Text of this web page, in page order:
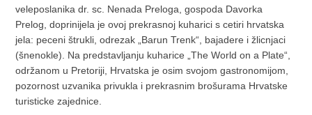
veleposlanika dr. sc. Nenada Preloga, gospoda Davorka
Prelog, doprinijela je ovoj prekrasnoj kuharici s cetiri hrvatska
jela: peceni štrukli, odrezak „Barun Trenk“, bajadere i žlicnjaci
(šnenokle). Na predstavljanju kuharice „The World on a Plate“,
održanom u Pretoriji, Hrvatska je osim svojom gastronomijom,
pozornost uzvanika privukla i prekrasnim brošurama Hrvatske
turisticke zajednice.